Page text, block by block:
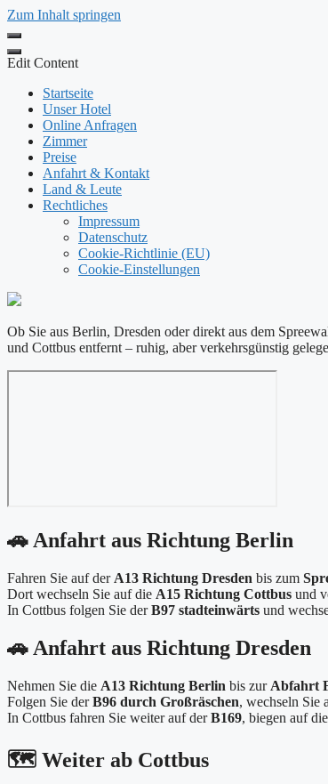
Zum Inhalt springen
Edit Content
Startseite
Unser Hotel
Online Anfragen
Zimmer
Preise
Anfahrt & Kontakt
Land & Leute
Rechtliches
Impressum
Datenschutz
Cookie-Richtlinie (EU)
Cookie-Einstellungen
Ob Sie aus Berlin, Dresden oder direkt aus dem
und Cottbus entfernt – ruhig, aber verkehrsgünstig
🚗 Anfahrt aus Richtung Berlin
Fahren Sie auf der A13 Richtung Dresden bis zum
Dort wechseln Sie auf die A15 Richtung Cottbus und
In Cottbus folgen Sie derB97 stadteinwärts und
🚗 Anfahrt aus Richtung Dresden
Nehmen Sie die A13 Richtung Berlin bis zur Abfahrt
Folgen Sie derB96 durch Großräschen, wechseln Sie
In Cottbus fahren Sie weiter auf derB169, biegen auf die
🗺️ Weiter ab Cottbus